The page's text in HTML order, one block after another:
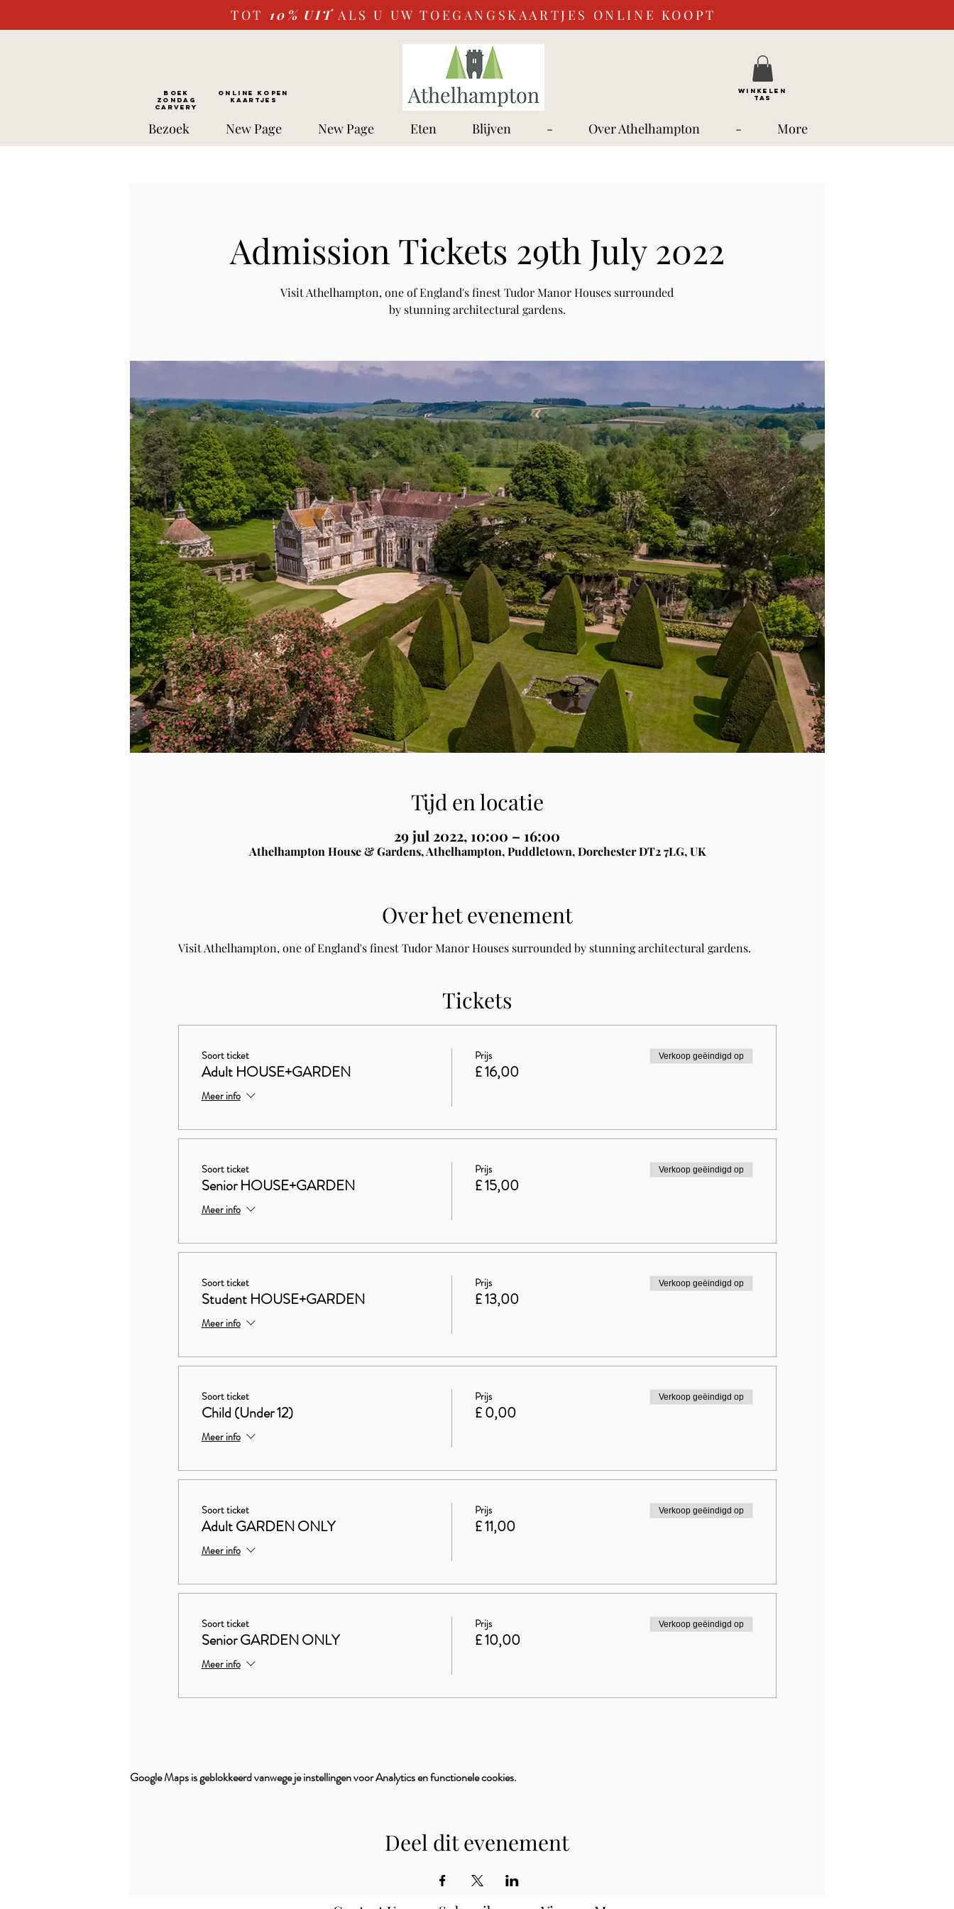
TOT 10% UIT ALS U UW TOEGANGSKAARTJES ONLINE KOOPT
BOEK
ZONDAG
CARVERY
ONLINE kopen
Kaartjes
WINKELEN
TAS
Bezoek New Page New Page Eten Blijven - Over Athelhampton - More
Admission Tickets 29th July 2022
Visit Athelhampton, one of England's finest Tudor Manor Houses surrounded
by stunning architectural gardens.
Tijd en locatie
29 jul 2022, 10:00 – 16:00
Athelhampton House & Gardens, Athelhampton, Puddletown, Dorchester DT2 7LG, UK
Over het evenement
Visit Athelhampton, one of England's finest Tudor Manor Houses surrounded by stunning architectural gardens.
Tickets
Soort ticket
Adult HOUSE+GARDEN
Meer info
Prijs
£ 16,00
Verkoop geëindigd op
Soort ticket
Senior HOUSE+GARDEN
Meer info
Prijs
£ 15,00
Verkoop geëindigd op
Soort ticket
Student HOUSE+GARDEN
Meer info
Prijs
£ 13,00
Verkoop geëindigd op
Soort ticket
Child (Under 12)
Meer info
Prijs
£ 0,00
Verkoop geëindigd op
Soort ticket
Adult GARDEN ONLY
Meer info
Prijs
£ 11,00
Verkoop geëindigd op
Soort ticket
Senior GARDEN ONLY
Meer info
Prijs
£ 10,00
Verkoop geëindigd op
Google Maps is geblokkeerd vanwege je instellingen voor Analytics en functionele cookies.
Deel dit evenement